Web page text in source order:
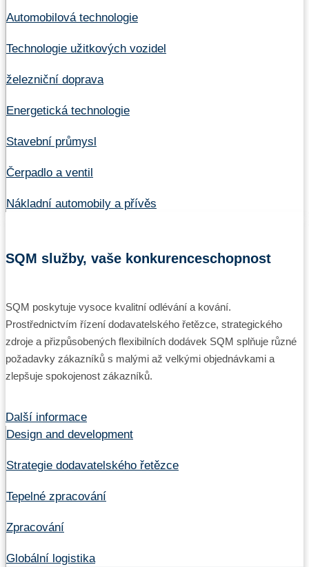
Automobilová technologie
Technologie užitkových vozidel
železniční doprava
Energetická technologie
Stavební průmysl
Čerpadlo a ventil
Nákladní automobily a přívěs
SQM služby, vaše konkurenceschopnost
SQM poskytuje vysoce kvalitní odlévání a kování.
Prostřednictvím řízení dodavatelského řetězce, strategického
zdroje a přizpůsobených flexibilních dodávek SQM splňuje různé
požadavky zákazníků s malými až velkými objednávkami a
zlepšuje spokojenost zákazníků.
Další informace
Design and development
Strategie dodavatelského řetězce
Tepelné zpracování
Zpracování
Globální logistika